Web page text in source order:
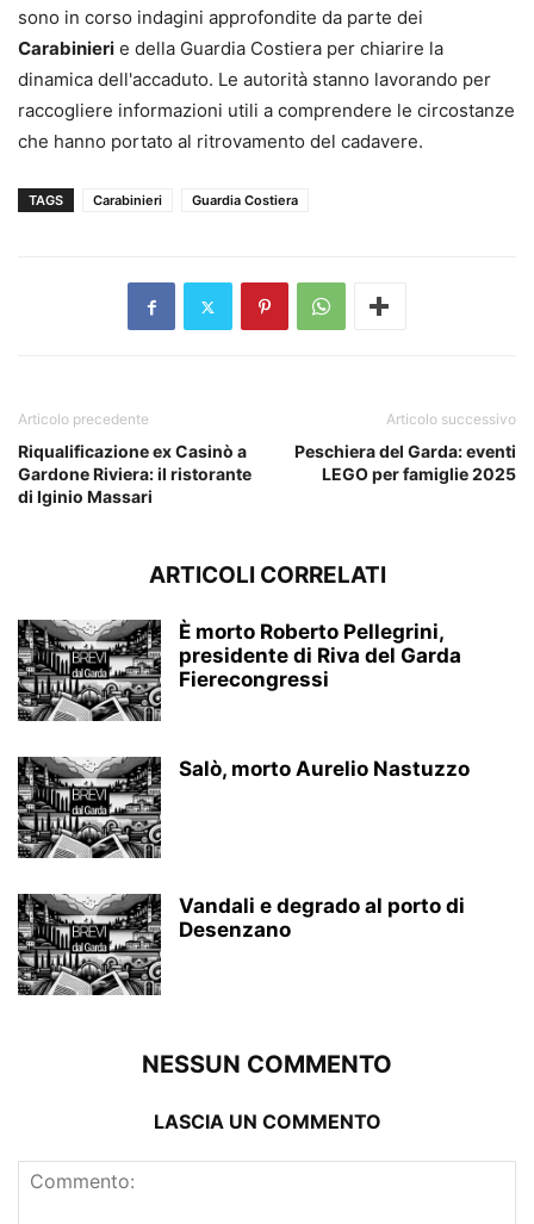
sono in corso indagini approfondite da parte dei
Carabinieri e della Guardia Costiera per chiarire la
dinamica dell'accaduto. Le autorità stanno lavorando per
raccogliere informazioni utili a comprendere le circostanze
che hanno portato al ritrovamento del cadavere.
TAGS Carabinieri Guardia Costiera
Articolo precedente
Riqualificazione ex Casinò a
Gardone Riviera: il ristorante
di Iginio Massari
Articolo successivo
Peschiera del Garda: eventi
LEGO per famiglie 2025
ARTICOLI CORRELATI
È morto Roberto Pellegrini,
presidente di Riva del Garda
Fierecongressi
Salò, morto Aurelio Nastuzzo
Vandali e degrado al porto di
Desenzano
NESSUN COMMENTO
LASCIA UN COMMENTO